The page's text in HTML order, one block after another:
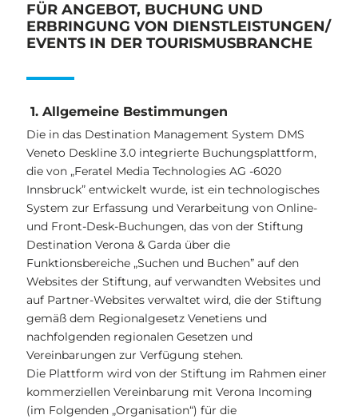
FÜR ANGEBOT, BUCHUNG UND
ERBRINGUNG VON DIENSTLEISTUNGEN/
EVENTS IN DER TOURISMUSBRANCHE
1. Allgemeine Bestimmungen
Die in das Destination Management System DMS
Veneto Deskline 3.0 integrierte Buchungsplattform,
die von „Feratel Media Technologies AG -6020
Innsbruck” entwickelt wurde, ist ein technologisches
System zur Erfassung und Verarbeitung von Online-
und Front-Desk-Buchungen, das von der Stiftung
Destination Verona & Garda über die
Funktionsbereiche „Suchen und Buchen” auf den
Websites der Stiftung, auf verwandten Websites und
auf Partner-Websites verwaltet wird, die der Stiftung
gemäß dem Regionalgesetz Venetiens und
nachfolgenden regionalen Gesetzen und
Vereinbarungen zur Verfügung stehen.
Die Plattform wird von der Stiftung im Rahmen einer
kommerziellen Vereinbarung mit Verona Incoming
(im Folgenden „Organisation“) für die